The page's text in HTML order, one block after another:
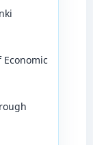
Economic